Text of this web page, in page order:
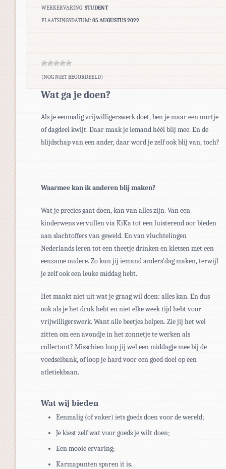
WERKERVARING: STUDENT
PLAATSINGSDATUM: 05 AUGUSTUS 2022
(NOG NIET BEOORDEELD)
Wat ga je doen?
Als je eenmalig vrijwilligerswerk doet, ben je maar een uurtje
of dagdeel kwijt. Daar maak je iemand héél blij mee. En de
blijdschap van een ander, daar word je zelf ook blij van, toch?
Waarmee kan ik anderen blij maken?
Wat je precies gaat doen, kan van alles zijn. Van een
kinderwens vervullen via KiKa tot een luisterend oor bieden
aan slachtoffers van geweld. En van vluchtelingen
Nederlands leren tot een theetje drinken en kletsen met een
eenzame oudere. Zo kun jij iemand anders’dag maken, terwijl
je zelf ook een leuke middag hebt.
Het maakt niet uit wat je graag wil doen: alles kan. En dus
ook als je het druk hebt en niet elke week tijd hebt voor
vrijwilligerswerk. Want alle beetjes helpen. Zie jij het wel
zitten om een avondje in het zonnetje te werken als
collectant? Misschien loop jij wel een middagje mee bij de
voedselbank, of loop je hard voor een goed doel op een
atletiekbaan.
Wat wij bieden
Eenmalig (of vaker) iets goeds doen voor de wereld;
Je kiest zelf wat voor goeds je wilt doen;
Een mooie ervaring;
Karmapunten sparen it is.